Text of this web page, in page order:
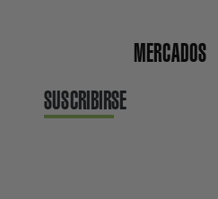
SUSCRIBIRSE
MERCADOS